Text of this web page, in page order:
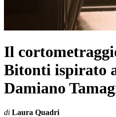
Il
Bitonti ispirato
Damiano
di Laura Quadri